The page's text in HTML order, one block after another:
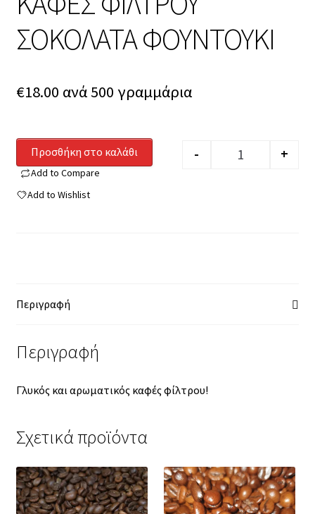
ΣΟΚΟΛΑΤΑ ΦΟΥΝΤΟΥΚΙ
€18.00 ανά 500 γραμμάρια
Quantity
- +
Προσθήκη στο καλάθι
Add to Compare
Add to Wishlist
Περιγραφή
Περιγραφή
Γλυκός και αρωματικός καφές φίλτρου!
Σχετικά προϊόντα